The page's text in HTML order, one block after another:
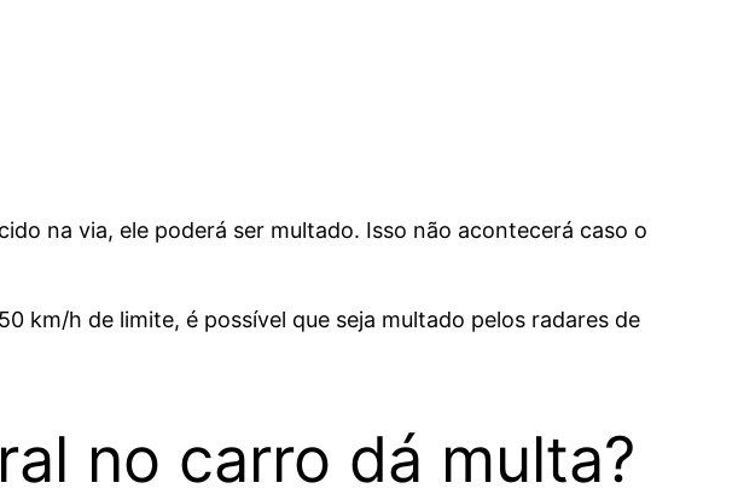
na via, ele poderá ser multado. Isso não acontecerá caso o
km/h de limite, é possível que seja multado pelos radares de
no carro dá multa?